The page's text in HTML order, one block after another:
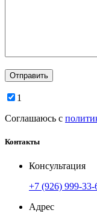
1
Соглашаюсь с
Контакты
Консультация
+7 (926) 999-33-
Адрес